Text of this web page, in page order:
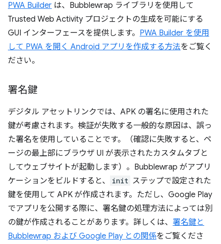
PWA Builder は、Bubblewrap ライブラリを使用して
Trusted Web Activity プロジェクトの生成を可能にする
GUI インターフェースを提供します。 PWA Builder を使用
して PWA を開く Android アプリを作成する方法をご覧く
ださい。
署名鍵
デジタル アセットリンクでは、APK の署名に使用された
鍵が考慮されます。検証が失敗する一般的な原因は、誤っ
た署名を使用していることです。（確認に失敗すると、ペ
ージの最上部にブラウザ UI が表示されたカスタムタブと
してウェブサイトが起動します）。Bubblewrap がアプリ
ケーションをビルドすると、
init ステップで設定された
鍵を使用して APK が作成されます。ただし、Google Play
でアプリを公開する際に、署名鍵の処理方法によっては別
の鍵が作成されることがあります。詳しくは、 署名鍵と
Bubblewrap および Google Play との関係をご覧くださ